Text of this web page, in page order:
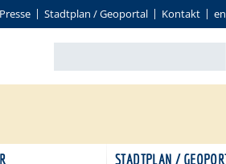
Presse Stadtplan / Geoportal Kontakt
STADTPLAN /